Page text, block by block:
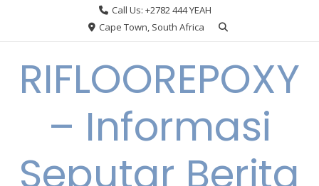
Call Us: +2782 444 YEAH
Cape Town, South Africa
RIFLOOREPOXY
– Informasi
Seputar Berita